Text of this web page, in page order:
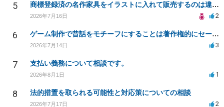
5 商標登録済の名作家具をイラストに入れて販売するのは違法でしょうか
2026年7月16日 2
6 ゲーム制作で昔話をモチーフにすることは著作権的にセーフかどうか
2026年7月14日 3
7 支払い義務について相談です。
2026年8月1日 1
8 法的措置を取られる可能性と対応策についての相談
2026年7月17日 2